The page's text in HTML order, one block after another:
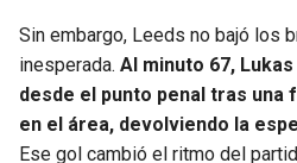
Sin embargo, Leeds no bajó los
inesperada. Al minuto 67,
desde el punto penal tras una
en el área, devolviendo la
Ese gol cambió el ritmo del